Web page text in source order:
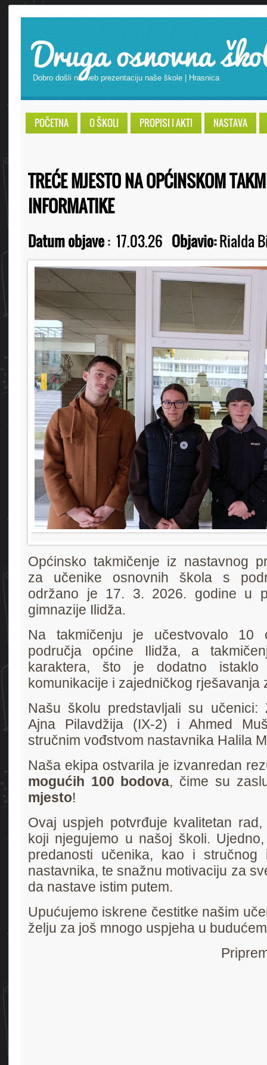
Druga osnovna
Dobro došli na web prezentaciju naše škole | Hrasnica
POČETNA O ŠKOLI PROPISI I AKTI NASTAVA
TREĆE MJESTO NA OPĆINSKOM
INFORMATIKE
Datum objave: 17.03.26 Objavio:Rialda
Općinsko takmičenje iz nastavnog
za učenike osnovnih škola s
održano je 17. 3. 2026. godine u
gimnazije Ilidža.
Na takmičenju je učestvovalo 10
područja općine Ilidža, a
karaktera, što je dodatno istaklo
komunikacije i zajedničkog rješavanja
Našu školu predstavljali su učenici:
Ajna Pilavdžija (IX-2) i Ahmed
stručnim vođstvom nastavnika Halila
Naša ekipa ostvarila je izvanredan
mogućih 100 bodova, čime su
mjesto!
Ovaj uspjeh potvrđuje kvalitetan
koji njegujemo u našoj školi.
predanosti učenika, kao i stručnog
nastavnika, te snažnu motivaciju za
da nastave istim putem.
Upućujemo iskrene čestitke našim
želju za još mnogo uspjeha u